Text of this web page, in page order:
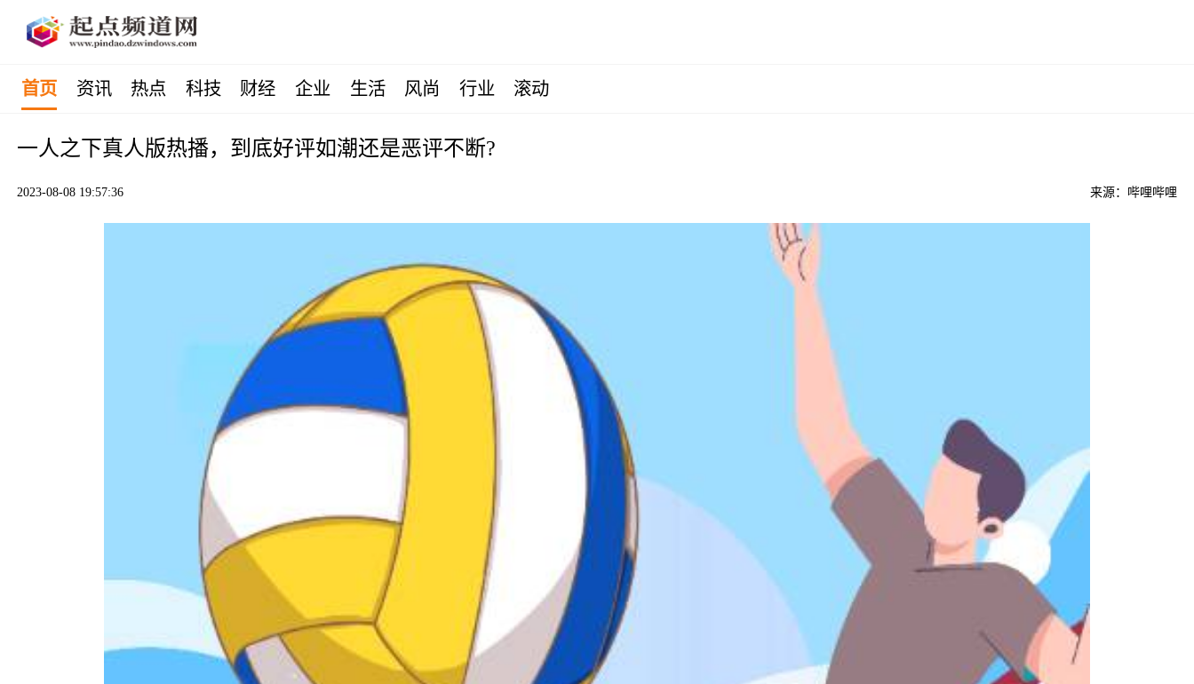
首页 资讯 热点 科技 财经 企业 生活 风尚 行业 滚动
一人之下真人版热播，到底好评如潮还是恶评不断?
2023-08-08 19:57:36 来源：哔哩哔哩